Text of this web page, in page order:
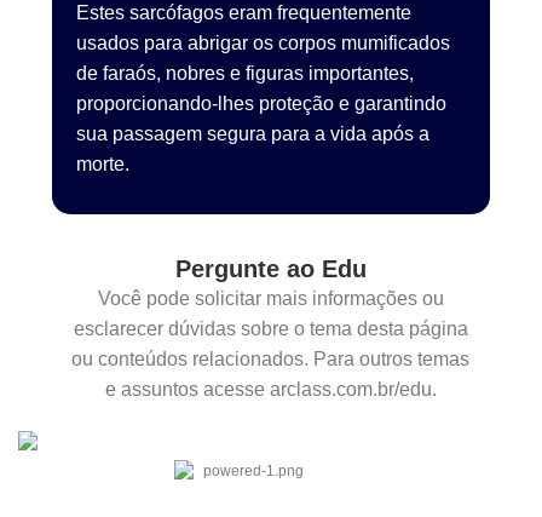
Estes sarcófagos eram frequentemente
usados para abrigar os corpos mumificados
de faraós, nobres e figuras importantes,
proporcionando-lhes proteção e garantindo
sua passagem segura para a vida após a
morte.
Pergunte ao Edu
Você pode solicitar mais informações ou
esclarecer dúvidas sobre o tema desta página
ou conteúdos relacionados. Para outros temas
e assuntos acesse arclass.com.br/edu.